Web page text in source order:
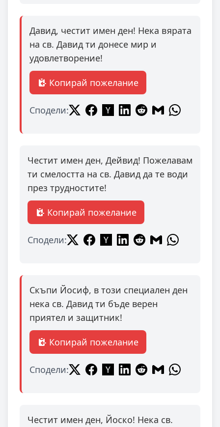
Давид, честит имен ден! Нека вярата
на св. Давид ти донесе мир и
удовлетворение!
Копирай пожелание
Сподели:
Честит имен ден, Дейвид! Пожелавам
ти смелостта на св. Давид да те води
през трудностите!
Копирай пожелание
Сподели:
Скъпи Йосиф, в този специален ден
нека св. Давид ти бъде верен
приятел и защитник!
Копирай пожелание
Сподели:
Честит имен ден, Йоско! Нека св.